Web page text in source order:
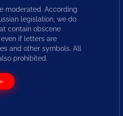
moderated. According
legislation, we do
contain obscene
if letters are
and other symbols. All
prohibited.